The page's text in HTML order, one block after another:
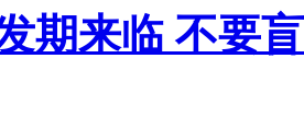
期来临 不要